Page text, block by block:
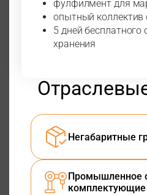
фулфилмент для
опытный коллектив
5 дней бесплатного
хранения
Негабаритные
Промышленное
комплектующие